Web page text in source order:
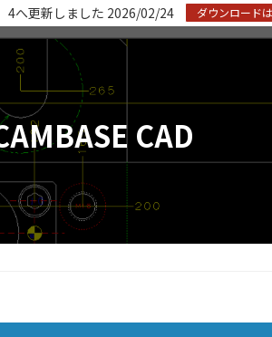
4へ更新しました 2026/02/24 ダウンロード
CAD